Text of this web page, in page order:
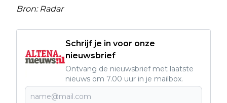
Bron: Radar
Schrijf je in voor onze
nieuwsbrief
Ontvang de nieuwsbrief met laatste
nieuws om 7.00 uur in je mailbox.